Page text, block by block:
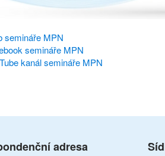
semináře MPN
semináře MPN
kanál semináře MPN
adresa